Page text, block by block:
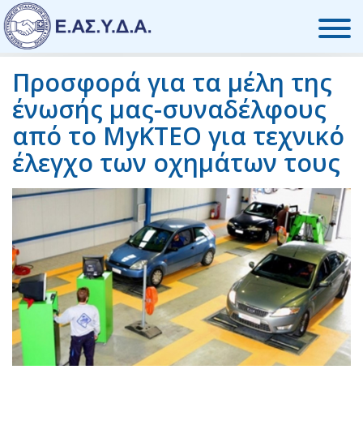
Προσφορά για τα μέλη της
ένωσής μας-συναδέλφους
από το MyKTEO για τεχνικό
έλεγχο των οχημάτων τους